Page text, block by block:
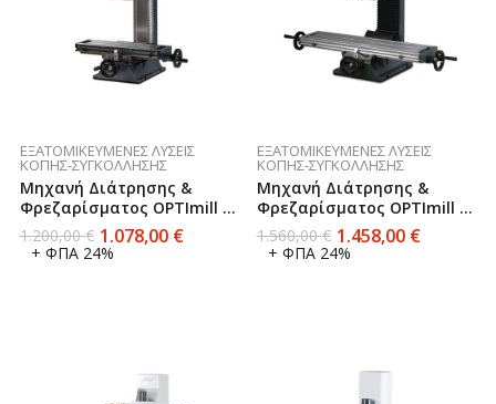
ΕΞΑΤΟΜΙΚΕΥΜΈΝΕΣ ΛΎΣΕΙΣ
ΚΟΠΉΣ-ΣΥΓΚΌΛΛΗΣΗΣ
Μηχανή Διάτρησης &
Φρεζαρίσματος OPTImill BF
16Vario
1.200,00€ 1.078,00 €
+ ΦΠΑ 24%
ΕΞΑΤΟΜΙΚΕΥΜΈΝΕΣ ΛΎΣΕΙΣ
ΚΟΠΉΣ-ΣΥΓΚΌΛΛΗΣΗΣ
Μηχανή Διάτρησης &
Φρεζαρίσματος OPTImill BF
20LVario
1.560,00€ 1.458,00 €
+ ΦΠΑ 24%